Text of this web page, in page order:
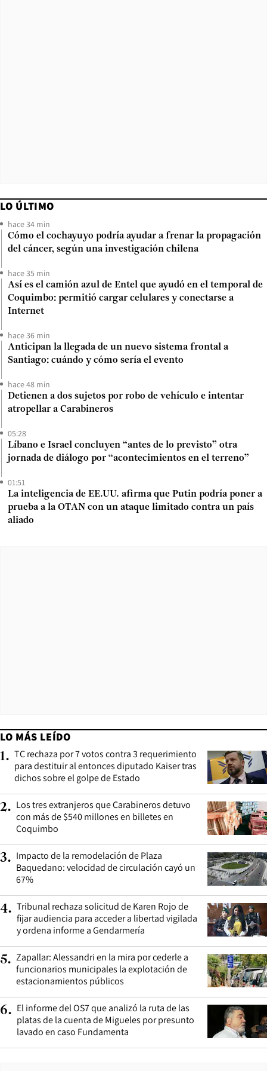
LO ÚLTIMO
hace 34 min
Cómo el cochayuyo podría ayudar a frenar la propagación
del cáncer, según una investigación chilena
hace 35 min
Así es el camión azul de Entel que ayudó en el temporal de
Coquimbo: permitió cargar celulares y conectarse a
Internet
hace 36 min
Anticipan la llegada de un nuevo sistema frontal a
Santiago: cuándo y cómo sería el evento
hace 48 min
Detienen a dos sujetos por robo de vehículo e intentar
atropellar a Carabineros
05:28
Líbano e Israel concluyen “antes de lo previsto” otra
jornada de diálogo por “acontecimientos en el terreno”
01:51
La inteligencia de EE.UU. afirma que Putin podría poner a
prueba a la OTAN con un ataque limitado contra un país
aliado
LO MÁS LEÍDO
1. TC rechaza por 7 votos contra 3 requerimiento
para destituir al entonces diputado Kaiser tras
dichos sobre el golpe de Estado
2. Los tres extranjeros que Carabineros detuvo
con más de $540 millones en billetes en
Coquimbo
3. Impacto de la remodelación de Plaza
Baquedano: velocidad de circulación cayó un
67%
4. Tribunal rechaza solicitud de Karen Rojo de
fijar audiencia para acceder a libertad vigilada
y ordena informe a Gendarmería
5. Zapallar: Alessandri en la mira por cederle a
funcionarios municipales la explotación de
estacionamientos públicos
6. El informe del OS7 que analizó la ruta de las
platas de la cuenta de Migueles por presunto
lavado en caso Fundamenta